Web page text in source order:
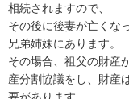
相続されますので、
その後に後妻が亡くな
兄弟姉妹にあります。
その場合、祖父の財産
産分割協議をし、財産
要があります。